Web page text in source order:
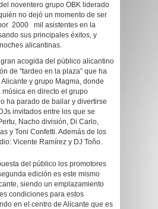
noventero grupo OBK liderado
no dejó un momento de ser
2000 mil asistentes en la
sus principales éxitos, y
alicantinas.
acogida del público alicantino
de “tardeo en la plaza” que ha
y grupo Magma, donde
en directo el grupo
ha parado de bailar y divertirse
invitados entre los que se
Nacho división, Di Carlo,
y Toni Confetti. Además de los
Vicente Ramírez y DJ Toño.
del público los promotores
edición es este mismo
siendo un emplazamiento
condiciones para estos
en el centro de Alicante que es